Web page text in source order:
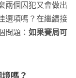
兩個囚犯又會做出
選項嗎？在繼續接
問題： 如果賽局可